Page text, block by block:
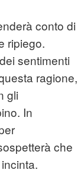
conto di
ripiego.
sentimenti
ragione,
gli
In
che